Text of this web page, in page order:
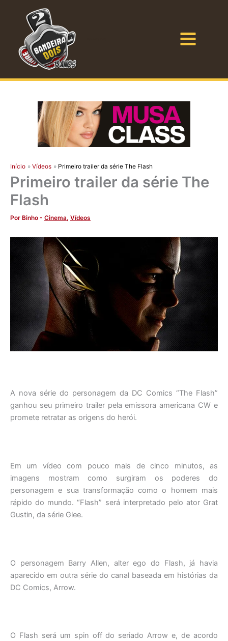
conteúdo
Início Vídeos Primeiro trailer da série The Flash
Primeiro trailer da série The
Flash
Por Binho - Cinema, Vídeos
A nova série do personagem da DC Comics “The Flash”
ganhou seu primeiro trailer pela emissora americana CW e
promete retratar as origens do herói.
Em um vídeo com pouco mais de cinco minutos, as
imagens mostram como surgiram os poderes do
personagem e sua transformação como o homem mais
rápido do mundo. “Flash” será interpretado pelo ator Grat
Gustin, da série Glee.
O personagem Barry Allen, alter ego do Flash, já havia
aparecido em outra série do canal baseada em histórias da
DC Comics, Arrow.
O Flash será um spin off do seriado Arrow e, de acordo